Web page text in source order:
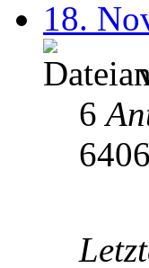
18.
6
6406